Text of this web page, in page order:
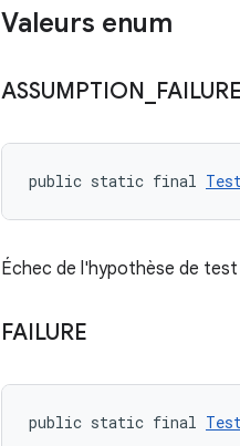
Valeurs enum
ASSUMPTION FAILURE
public static final
Échec de l'hypothèse de test
FAILURE
public static final